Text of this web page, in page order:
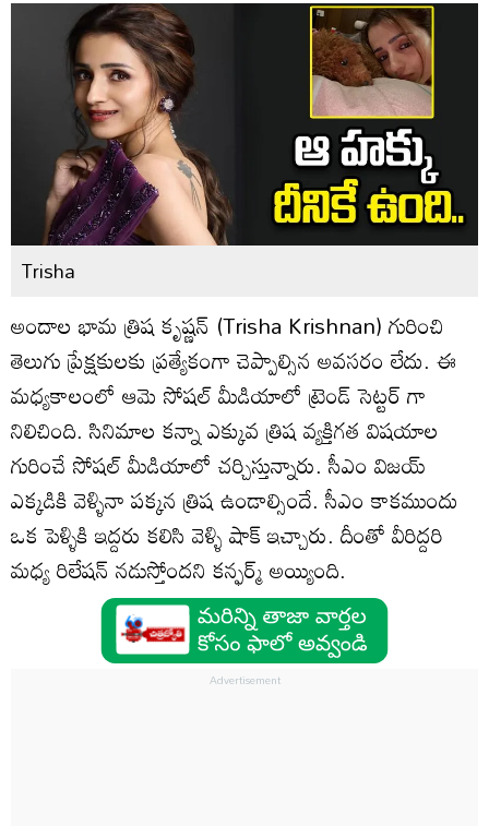
Trisha
అందాల భామ త్రిష కృష్ణన్ (Trisha Krishnan) గురించి
తెలుగు ప్రేక్షకులకు ప్రత్యేకంగా చెప్పాల్సిన అవసరం లేదు. ఈ
మధ్యకాలంలో ఆమె సోషల్ మీడియాలో ట్రెండ్ సెట్టర్ గా
నిలిచింది. సినిమాల కన్నా ఎక్కువ త్రిష వ్యక్తిగత విషయాల
గురించే సోషల్ మీడియాలో చర్చిస్తున్నారు. సీఎం విజయ్
ఎక్కడికి వెళ్ళినా పక్కన త్రిష ఉండాల్సిందే. సీఎం కాకముందు
ఒక పెళ్ళికి ఇద్దరు కలిసి వెళ్ళి షాక్ ఇచ్చారు. దీంతో వీరిద్దరి
మధ్య రిలేషన్ నడుస్తోందని కన్ఫర్మ్ అయ్యింది.